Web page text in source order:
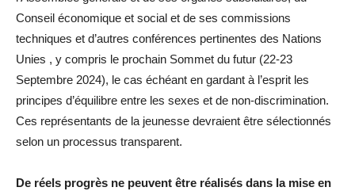
Conseil économique et social et de ses commissions
techniques et d’autres conférences pertinentes des Nations
Unies , y compris le prochain Sommet du futur (22-23
Septembre 2024), le cas échéant en gardant à l’esprit les
principes d’équilibre entre les sexes et de non-discrimination.
Ces représentants de la jeunesse devraient être sélectionnés
selon un processus transparent.
De réels progrès ne peuvent être réalisés dans la mise en